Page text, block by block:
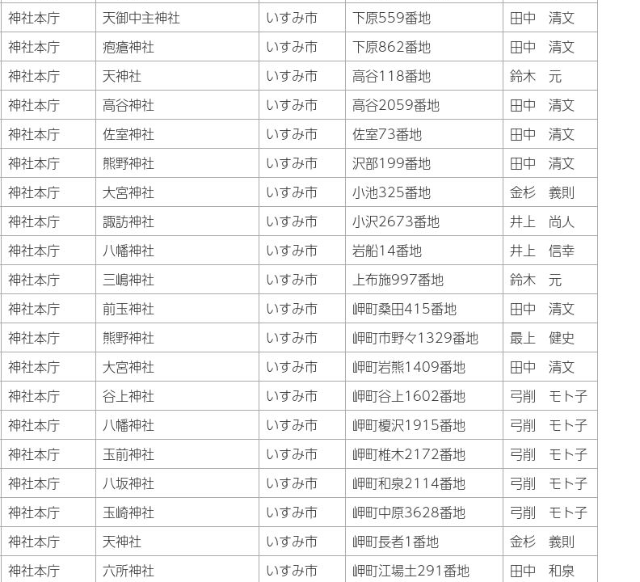
神社本庁 天御中主神社 いすみ市 下原559番地
田中 清文
神社本庁 疱瘡神社 いすみ市 下原862番地
田中 清文
神社本庁 天神社 いすみ市 高谷118番地
鈴木 元
神社本庁 高谷神社 いすみ市 高谷2059番地
田中 清文
神社本庁 佐室神社 いすみ市 佐室73番地
田中 清文
神社本庁 熊野神社 いすみ市 沢部199番地
田中 清文
神社本庁 大宮神社 いすみ市 小池325番地
金杉 義則
神社本庁 諏訪神社 いすみ市 小沢2673番地
井上 尚人
神社本庁 八幡神社 いすみ市 岩船14番地
井上 信幸
神社本庁 三嶋神社 いすみ市 上布施997番地
鈴木 元
神社本庁 前玉神社 いすみ市 岬町桑田415番地
田中 清文
神社本庁 熊野神社 いすみ市 岬町市野々1329番地
最上 健史
神社本庁 大宮神社 いすみ市 岬町岩熊1409番地
田中 清文
神社本庁 谷上神社 いすみ市 岬町谷上1602番地
弓削 モト子
神社本庁 八幡神社 いすみ市 岬町榎沢1915番地
弓削 モト子
神社本庁 玉前神社 いすみ市 岬町椎木2172番地
弓削 モト子
神社本庁 八坂神社 いすみ市 岬町和泉2114番地
弓削 モト子
神社本庁 玉崎神社 いすみ市 岬町中原3628番地
弓削 モト子
神社本庁 天神社 いすみ市 岬町長者1番地
金杉 義則
神社本庁 六所神社 いすみ市 岬町江場土291番地
田中 和泉